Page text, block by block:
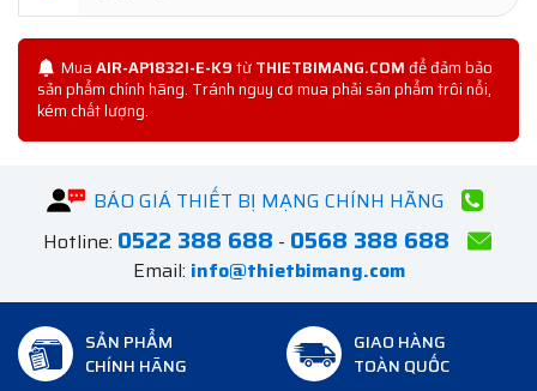
MuaAIR-AP1832I-E-K9từTHIETBIMANG.COMđể đảm bảo
sản phẩm chính hãng. Tránh nguy cơ mua phải sản phẩm trôi nổi,
kém chất lượng.
BÁO GIÁ THIẾT BỊ MẠNG CHÍNH HÃNG
Hotline: 0522 388 688 - 0568 388 688
Email: info@thietbimang.com
SẢN PHẨM
CHÍNH HÃNG
GIAO HÀNG
TOÀN QUỐC